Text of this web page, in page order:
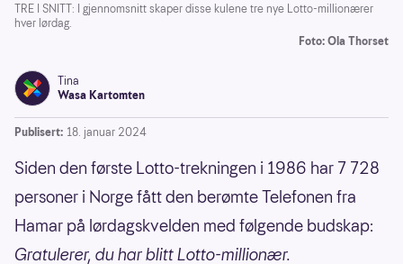
TRE I SNITT: I gjennomsnitt skaper disse kulene tre nye Lotto-millionærer
hver lørdag.
Foto: Ola Thorset
Tina
Wasa Kartomten
Publisert: 18. januar 2024
Siden den første Lotto-trekningen i 1986 har 7 728
personer i Norge fått den berømte Telefonen fra
Hamar på lørdagskvelden med følgende budskap:
Gratulerer, du har blitt Lotto-millionær.